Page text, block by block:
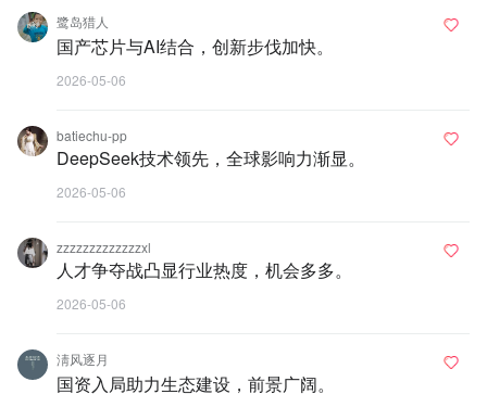
鹭岛猎人
国产芯片与AI结合，创新步伐加快。
2026-05-06
batiechu-pp
DeepSeek技术领先，全球影响力渐显。
2026-05-06
zzzzzzzzzzzzzxl
人才争夺战凸显行业热度，机会多多。
2026-05-06
淸风逐月
国资入局助力生态建设，前景广阔。